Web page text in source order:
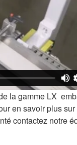
la gamme LX
en savoir plus
contactez notre